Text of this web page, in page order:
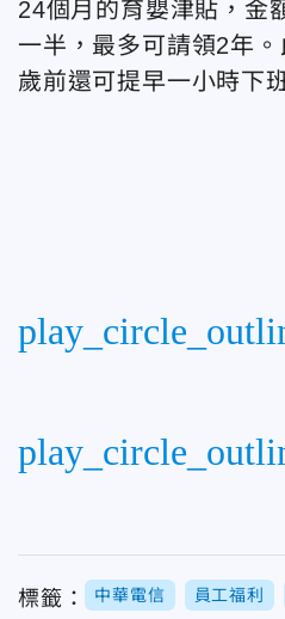
24個月的育嬰津貼，金
一半，最多可請領2年
歲前還可提早一小時下
標籤： 中華電信 員工福利